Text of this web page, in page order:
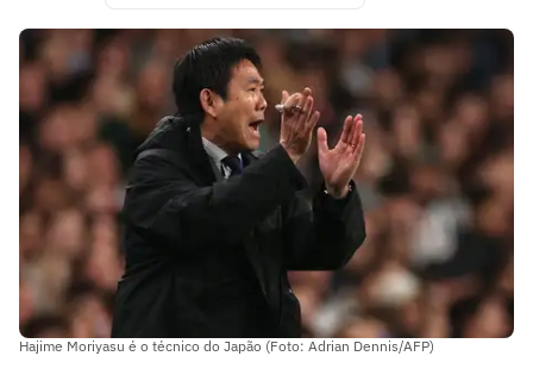
Hajime Moriyasu é o técnico do Japão (Foto: Adrian Dennis/AFP)